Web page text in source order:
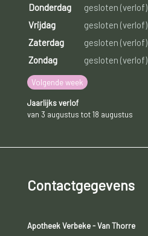
Donderdag
gesloten (verlof)
Vrijdag
gesloten (verlof)
Zaterdag
gesloten (verlof)
Zondag
gesloten (verlof)
Volgende week
Jaarlijks verlof
van 3 augustus tot 18 augustus
Contactgegevens
Apotheek Verbeke - Van Thorre